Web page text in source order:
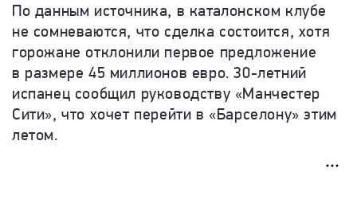
По данным источника, в каталонском клубе
не сомневаются, что сделка состоится, хотя
горожане отклонили первое предложение
в размере 45 миллионов евро. 30-летний
испанец сообщил руководству «Манчестер
Сити», что хочет перейти в «Барселону» этим
летом.